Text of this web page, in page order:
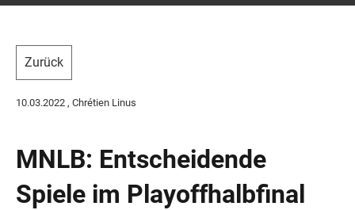
Zurück
10.03.2022 , Chrétien Linus
MNLB: Entscheidende
Spiele im Playoffhalbfinal